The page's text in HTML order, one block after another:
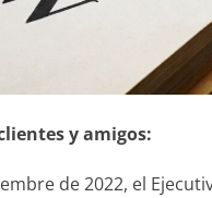
y amigos:
de 2022, el